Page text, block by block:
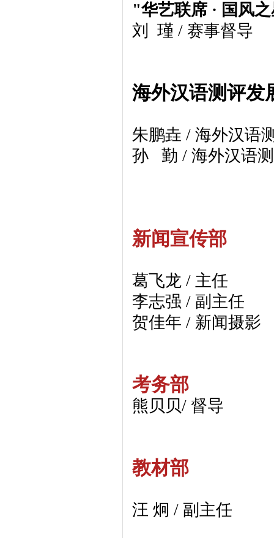
"华艺联席 · 国风
刘 瑾 / 赛事督导
海外汉语测评发
朱鹏垚 / 海外汉
孙 勤 / 海外汉语
新闻宣传部
葛飞龙 / 主任
李志强 / 副主任
贺佳年 / 新闻摄影
考务部
熊贝贝/ 督导
教材部
汪 炯 / 副主任